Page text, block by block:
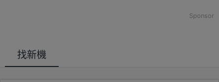
Sponsor
找新機